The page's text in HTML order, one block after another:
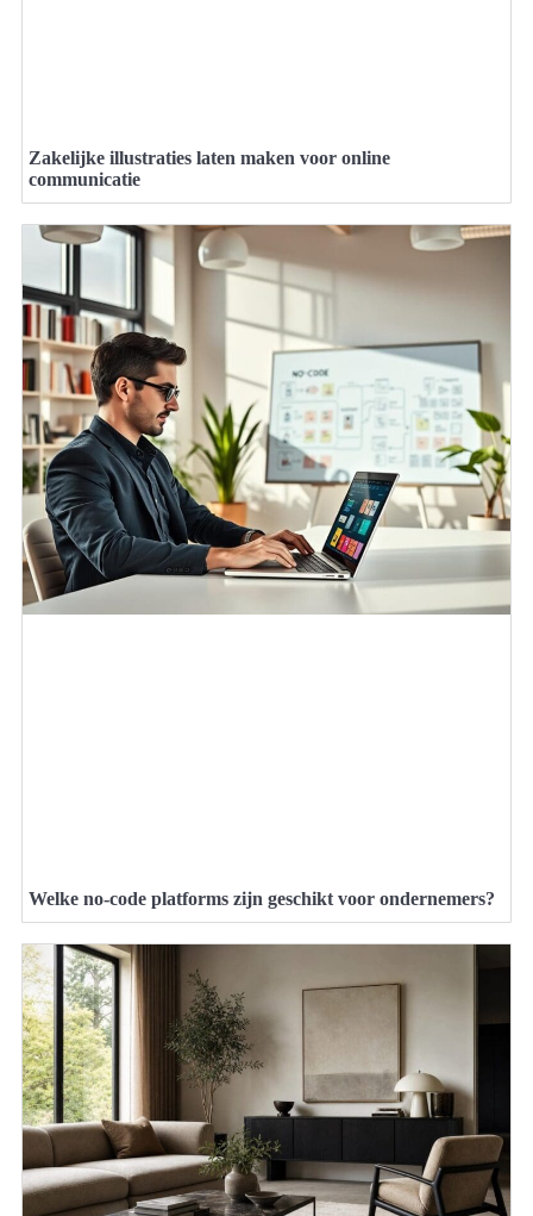
Zakelijke illustraties laten maken voor online
communicatie
Welke no-code platforms zijn geschikt voor ondernemers?